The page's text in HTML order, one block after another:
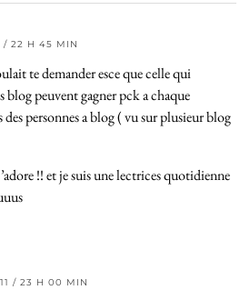
/ 22 H 45 MIN
te demander esce que celle qui
blog peuvent gagner pck a chaque
personnes a blog ( vu sur plusieur blog
!! et je suis une lectrices quotidienne
/ 23 H 00 MIN